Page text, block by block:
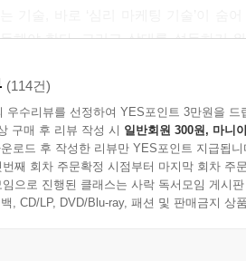
해야 한다. 그리고 상대를 설득하기
람의 심리부터 알고 움직인다.
로 써먹고 즉시 효과를 보는
술 100가지를 담았다
팅 기술 1 시식 코너에서 먹고 난 후 그
(114건)
우수리뷰를 선정하여 YES포인트 3만원을 드
구매 후 리뷰 작성 시 일반회원 300원, 마니
로드 후 작성한 리뷰만 YES포인트 지급됩니
번째 회차 주문확정 시점부터 마지막 회차 주
으로 진행된 클래스는 사락 독서모임 게시
, CD/LP, DVD/Blu-ray, 패션 및 판매금지 상